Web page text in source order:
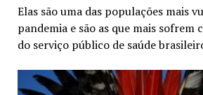
Elas são uma das populações mais
pandemia e são as que mais sofrem
do serviço público de saúde